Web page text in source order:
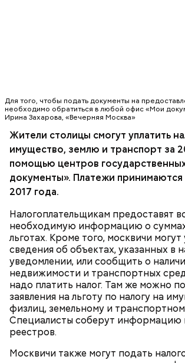
Для того, чтобы подать документы на
необходимо обратиться в любой офис «Мои
Ирина Захарова, «Вечерняя Москва»
Жители столицы смогут уплатить
имущество, землю и транспорт за
помощью центров
документы». Платежи принимаются
2017 года.
Налогоплательщикам предоставят
необходимую информацию о
льготах. Кроме того, москвичи могут
сведения об объектах, указанных в
уведомлении, или сообщить о
недвижимости и транспортных
надо платить налог. Там же можно
заявления на льготу по налогу на
физлиц, земельному и
Специалисты соберут информацию
реестров.
Москвичи также могут подать
Пилотный проект стартовал 4 марта
момента запуска налоговую
уже более 1,3 тысячи посетителей.
налоговую декларацию 3-НДФЛ
месту регистрации в свой центр
службы можно получить в любом
Москвы без привязки к месту
эти услуги оказались одними из
востребованных жителями по
рамках проекта «Активный
НАЛОГИ
Лекции о профилактике ВИЧ прочтут
школах и вузах, в центрах госуслуг
документы». Также все желающие
консультации специалистов
городского центра профилактики и
ПРЯМАЯ РЕЧЬ